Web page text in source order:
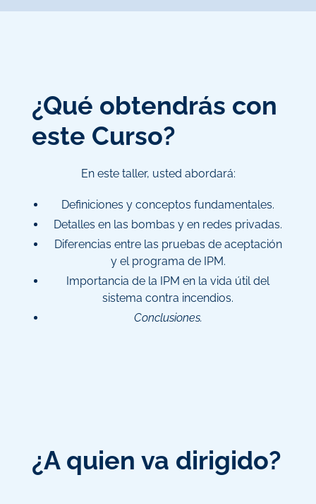
¿Qué obtendrás con
este Curso?
En este taller, usted abordará:
Definiciones y conceptos fundamentales.
Detalles en las bombas y en redes privadas.
Diferencias entre las pruebas de aceptación
y el programa de IPM.
Importancia de la IPM en la vida útil del
sistema contra incendios.
Conclusiones.
¿A quien va dirigido?